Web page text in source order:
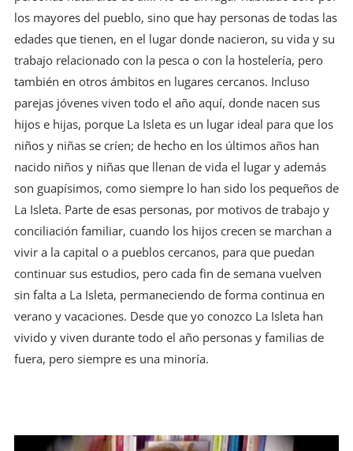
los mayores del pueblo, sino que hay personas de todas las
edades que tienen, en el lugar donde nacieron, su vida y su
trabajo relacionado con la pesca o con la hostelería, pero
también en otros ámbitos en lugares cercanos. Incluso
parejas jóvenes viven todo el año aquí, donde nacen sus
hijos e hijas, porque La Isleta es un lugar ideal para que los
niños y niñas se críen; de hecho en los últimos años han
nacido niños y niñas que llenan de vida el lugar y además
son guapísimos, como siempre lo han sido los pequeños de
La Isleta. Parte de esas personas, por motivos de trabajo y
conciliación familiar, cuando los hijos crecen se marchan a
vivir a la capital o a pueblos cercanos, para que puedan
continuar sus estudios, pero cada fin de semana vuelven
sin falta a La Isleta, permaneciendo de forma continua en
verano y vacaciones. Desde que yo conozco La Isleta han
vivido y viven durante todo el año personas y familias de
fuera, pero siempre es una minoría.